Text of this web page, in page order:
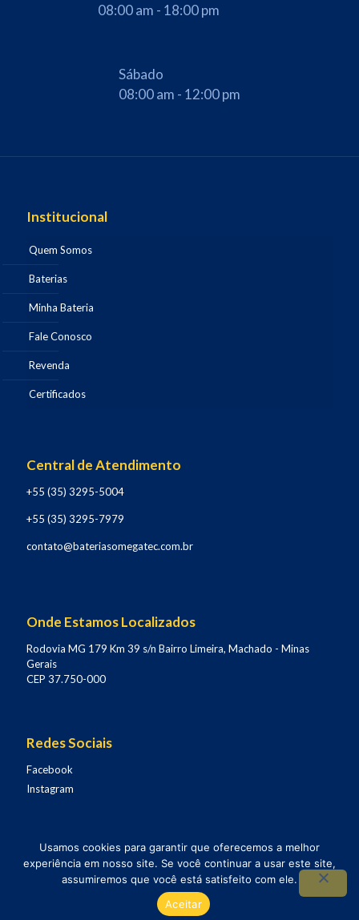
08:00 am - 18:00 pm
Sábado
08:00 am - 12:00 pm
Institucional
Quem Somos
Baterias
Minha Bateria
Fale Conosco
Revenda
Certificados
Central de Atendimento
+55 (35) 3295-5004
+55 (35) 3295-7979
contato@bateriasomegatec.com.br
Onde Estamos Localizados
Rodovia MG 179 Km 39 s/n Bairro Limeira, Machado - Minas
Gerais
CEP 37.750-000
Redes Sociais
Facebook
Instagram
Omega Baterias - Copyright 2021 -
Todos os direitos reservados.
Desenvolvido por
Origiznow Design
Usamos cookies para garantir que oferecemos a melhor
experiência em nosso site. Se você continuar a usar este site,
assumiremos que você está satisfeito com ele.
Aceitar